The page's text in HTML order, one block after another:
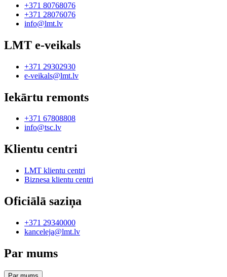
+371 80768076
+371 28076076
info@lmt.lv
LMT e-veikals
+371 29302930
e-veikals@lmt.lv
Iekārtu remonts
+371 67808808
info@tsc.lv
Klientu centri
LMT klientu centri
Biznesa klientu centri
Oficiālā saziņa
+371 29340000
kanceleja@lmt.lv
Par mums